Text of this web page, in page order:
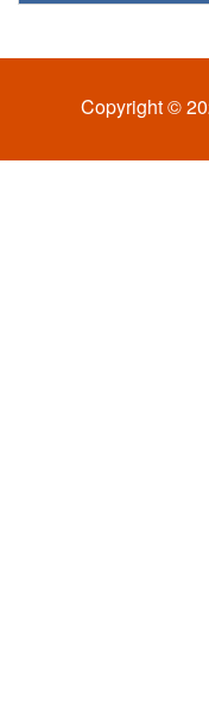
Copyright ©